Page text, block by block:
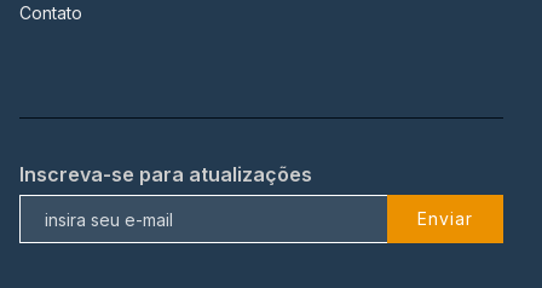
Contato
Inscreva-se para atualizações
Enviar